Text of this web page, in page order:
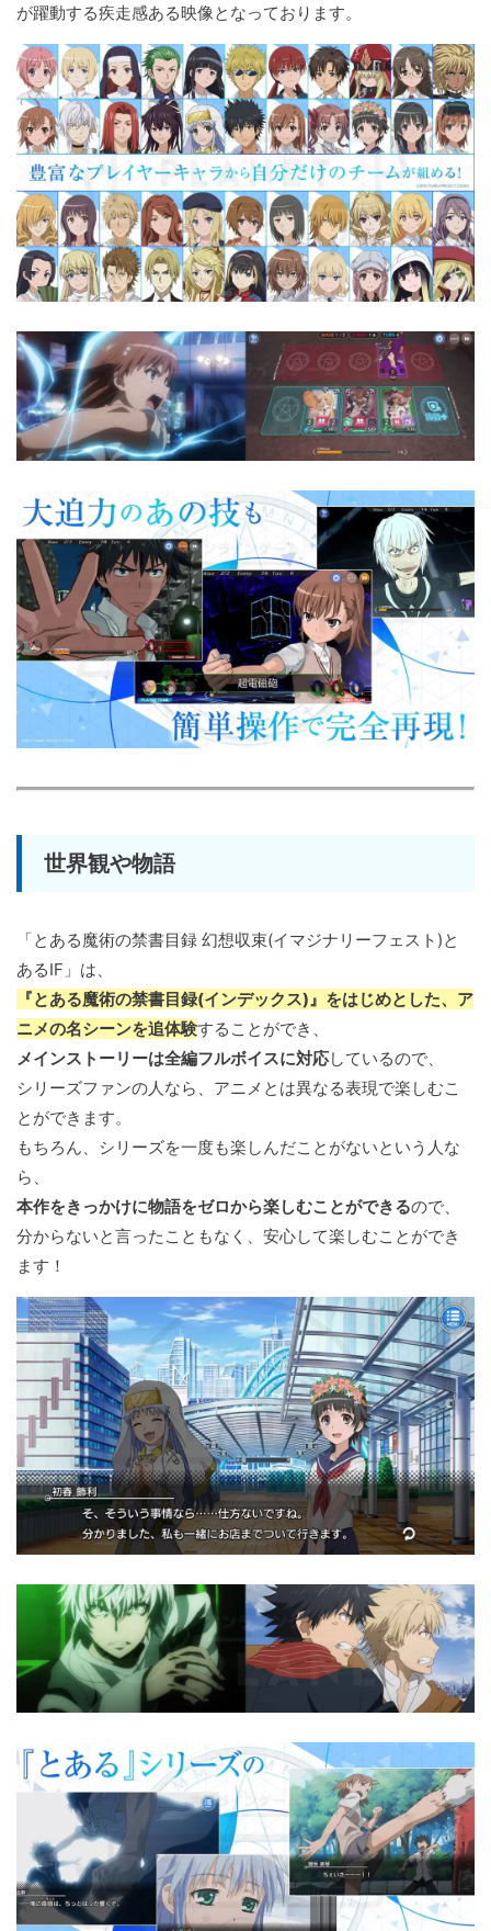
が躍動する疾走感ある映像となっております。
世界観や物語
「とある魔術の禁書目録 幻想収束(イマジナリーフェスト)と
あるIF」は、
『とある魔術の禁書目録(インデックス)』をはじめとした、ア
ニメの名シーンを追体験することができ、
メインストーリーは全編フルボイスに対応しているので、
シリーズファンの人なら、アニメとは異なる表現で楽しむこ
とができます。
もちろん、シリーズを一度も楽しんだことがないという人な
ら、
本作をきっかけに物語をゼロから楽しむことができるので、
分からないと言ったこともなく、安心して楽しむことができ
ます！